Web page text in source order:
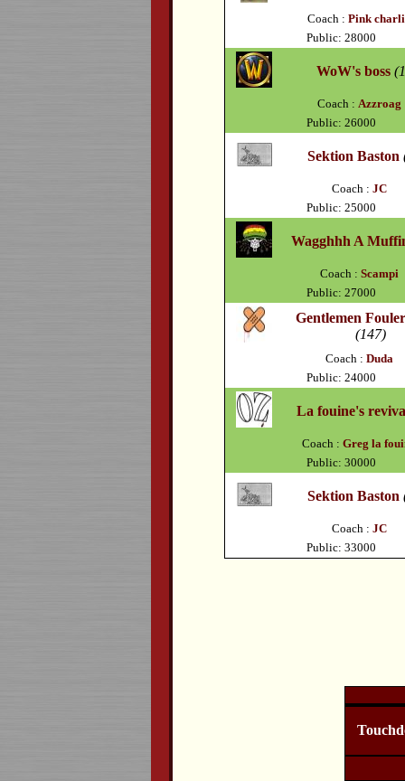
Coach :Pink
Public: 28000
WoW's boss
Coach : Azzroag
Public: 26000
Sektion Baston
Coach : JC
Public: 25000
Wagghhh A
Coach : Scampi
Public: 27000
Gentlemen
(147)
Coach : Duda
Public: 24000
La fouine's
Coach :Greg la
Public: 30000
Sektion Baston
Coach : JC
Public: 33000